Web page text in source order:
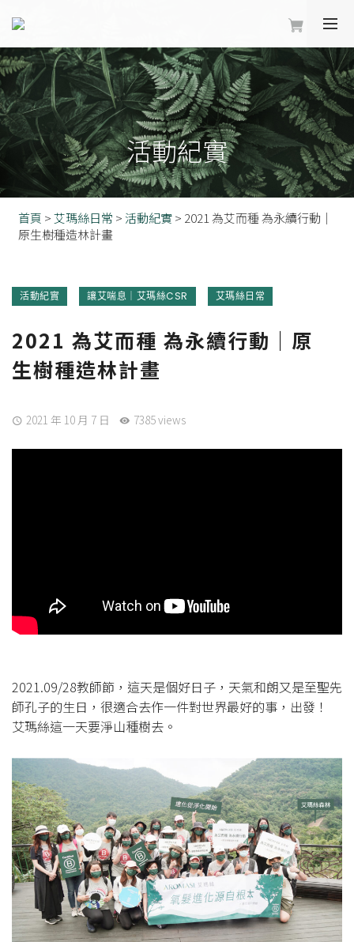
活動紀實
首頁 >艾瑪絲日常 >活動紀實> 2021 為艾而種 為永續行動｜
原生樹種造林計畫
活動紀實 讓艾喘息｜艾瑪絲CSR 艾瑪絲日常
2021 為艾而種 為永續行動｜原
生樹種造林計畫
2021 年 10 月 7 日 7385 views
2021.09/28教師節，這天是個好日子，天氣和朗又是至聖先
師孔子的生日，很適合去作一件對世界最好的事，出發！
艾瑪絲這一天要淨山種樹去。